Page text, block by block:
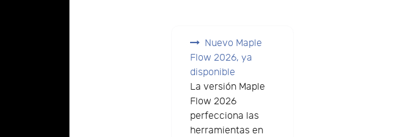
Nuevo Maple
Flow 2026, ya
disponible
La versión Maple
Flow 2026
perfecciona las
herramientas en